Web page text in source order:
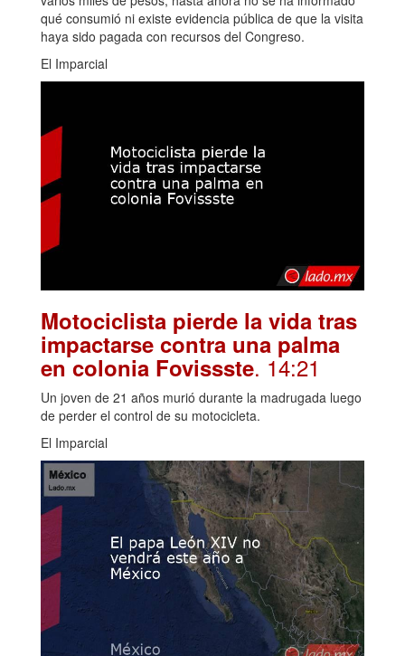
qué consumió ni existe evidencia pública de que la visita
haya sido pagada con recursos del Congreso.
El Imparcial
Motociclista pierde la vida tras
impactarse contra una palma
en colonia Fovissste. 14:21
Un joven de 21 años murió durante la madrugada luego
de perder el control de su motocicleta.
El Imparcial